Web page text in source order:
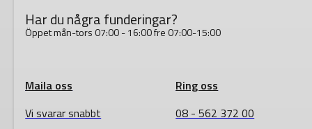
Har du några funderingar?
Öppet mån-tors 07:00 - 16:00 fre 07:00-15:00
Maila oss
Vi svarar snabbt
Ring oss
08 - 562 372 00